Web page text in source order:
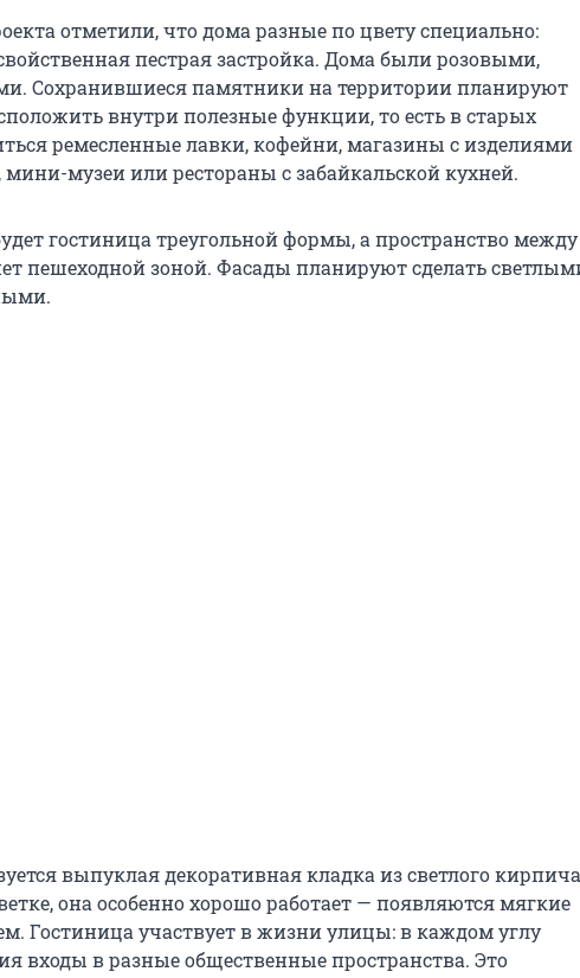
отметили, что дома разные по цвету специально:
пестрая застройка. Дома были розовыми,
Сохранившиеся памятники на территории планируют
внутри полезные функции, то есть в старых
ремесленные лавки, кофейни, магазины с изделиями
музеи или рестораны с забайкальской кухней.
гостиница треугольной формы, а пространство между
пешеходной зоной. Фасады планируют сделать
выпуклая декоративная кладка из светлого
она особенно хорошо работает — появляются мягкие
Гостиница участвует в жизни улицы: в каждом углу
входы в разные общественные пространства. Это